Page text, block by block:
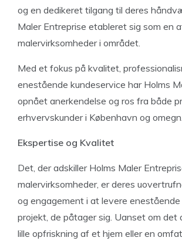
og en dedikeret tilgang til deres
Maler Entreprise etableret sig som en
malervirksomheder i området.
Med et fokus på kvalitet,
enestående kundeservice har Holms
opnået anerkendelse og ros fra både
erhvervskunder i København og omegn.
Ekspertise og Kvalitet
Det, der adskiller Holms Maler
malervirksomheder, er deres
og engagement i at levere
projekt, de påtager sig. Uanset om det
lille opfriskning af et hjem eller en